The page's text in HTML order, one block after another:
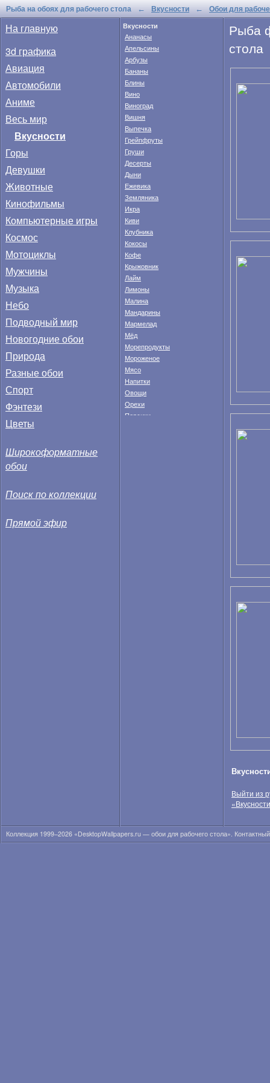
Рыба на обоях для рабочего стола ← Вкусности ← Обои для
На главную
3d графика
Авиация
Автомобили
Аниме
Весь мир
Вкусности
Горы
Девушки
Животные
Кинофильмы
Компьютерные игры
Космос
Мотоциклы
Мужчины
Музыка
Небо
Подводный мир
Новогодние обои
Природа
Разные обои
Спорт
Фэнтези
Цветы
Широкоформатные
обои
Поиск по коллекции
Прямой эфир
Вкусности
Ананасы
Апельсины
Арбузы
Бананы
Блины
Вино
Виноград
Вишня
Выпечка
Грейпфруты
Груши
Десерты
Дыни
Ежевика
Земляника
Икра
Киви
Клубника
Кокосы
Кофе
Крыжовник
Лайм
Лимоны
Малина
Мандарины
Мармелад
Мёд
Морепродукты
Мороженое
Мясо
Напитки
Овощи
Орехи
Персики
Рыба
стола
Выйти из
Коллекция 1999–2026 «DesktopWallpapers.ru — обои для рабочего стола».